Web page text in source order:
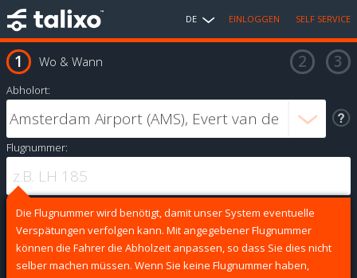
DE EINLOGGEN SELF SERVICE
Wo & Wann
Abholort:
Flugnummer:
Die Flugnummer wird benötigt, damit unser System eventuelle
Verspätungen verfolgen kann. Mit angegebener Flugnummer
können die Fahrer die Abholzeit anpassen, so dass Sie dies nicht
selber machen müssen. Wenn Sie keine Flugnummer haben,